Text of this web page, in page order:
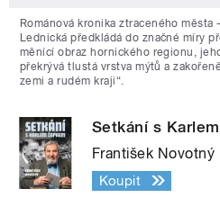
Románová kronika ztraceného města
Lednická předkládá do značné míry
měnící obraz hornického regionu,
překrývá tlustá vrstva mýtů a
zemi a rudém kraji“.
Setkání s
František Novotný
Koupit